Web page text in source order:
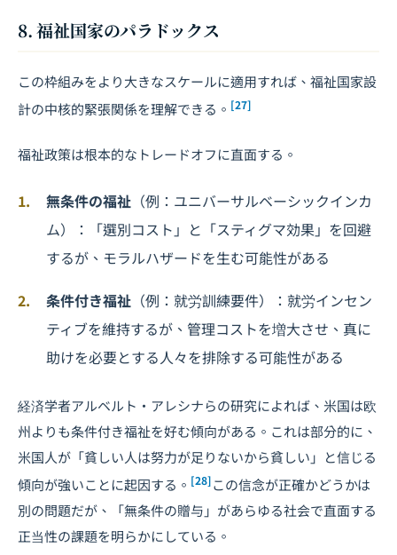
8. 福祉国家のパラドックス
この枠組みをより大きなスケールに適用すれば、福祉国家設
計の中核的緊張関係を理解できる。 [27]
福祉政策は根本的なトレードオフに直面する。
無条件の福祉 （例：ユニバーサルベーシックインカ
ム）：「選別コスト」と「スティグマ効果」を回避
するが、モラルハザードを生む可能性がある
条件付き福祉 （例：就労訓練要件）：就労インセン
ティブを維持するが、管理コストを増大させ、真に
助けを必要とする人々を排除する可能性がある
経済学者アルベルト・アレシナらの研究によれば、米国は欧
州よりも条件付き福祉を好む傾向がある。これは部分的に、
米国人が「貧しい人は努力が足りないから貧しい」と信じる
傾向が強いことに起因する。 [28]この信念が正確かどうかは
別の問題だが、「無条件の贈与」があらゆる社会で直面する
正当性の課題を明らかにしている。